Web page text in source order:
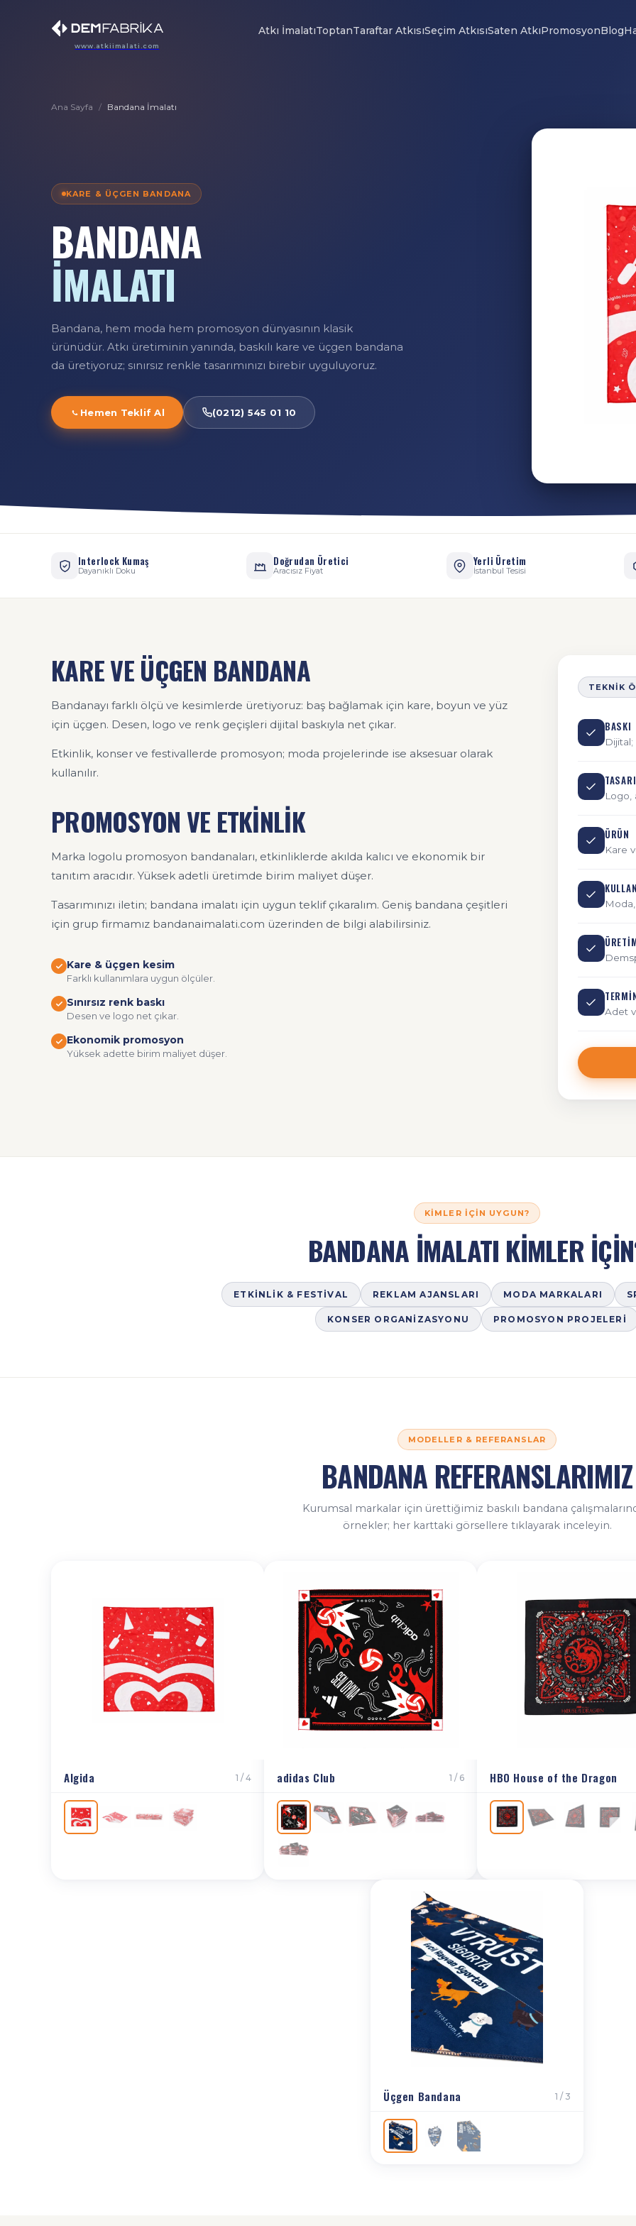
www.atkiimalati.com
Atkı İmalatıToptanTaraftar AtkısıSeçim AtkısıSaten AtkıPromosyonBlog
Ana Sayfa / Bandana İmalatı
KARE & ÜÇGEN BANDANA
BANDANA
İMALATI
Bandana, hem moda hem promosyon dünyasının klasik
ürünüdür. Atkı üretiminin yanında, baskılı kare ve üçgen bandana
da üretiyoruz; sınırsız renkle tasarımınızı birebir uyguluyoruz.
Hemen Teklif Al (0212) 545 01 10
Interlock Kumaş
Dayanıklı Doku
Doğrudan Üretici
Aracısız Fiyat
Yerli Üretim
İstanbul Tesisi
KARE VE ÜÇGEN BANDANA
Bandanayı farklı ölçü ve kesimlerde üretiyoruz: baş bağlamak için kare, boyun ve yüz
için üçgen. Desen, logo ve renk geçişleri dijital baskıyla net çıkar.
Etkinlik, konser ve festivallerde promosyon; moda projelerinde ise aksesuar olarak
kullanılır.
PROMOSYON VE ETKİNLİK
Marka logolu promosyon bandanaları, etkinliklerde akılda kalıcı ve ekonomik bir
tanıtım aracıdır. Yüksek adetli üretimde birim maliyet düşer.
Tasarımınızı iletin; bandana imalatı için uygun teklif çıkaralım. Geniş bandana çeşitleri
için grup firmamız bandanaimalati.com üzerinden de bilgi alabilirsiniz.
Kare & üçgen kesim
Farklı kullanımlara uygun ölçüler.
Sınırsız renk baskı
Desen ve logo net çıkar.
Ekonomik promosyon
Yüksek adette birim maliyet düşer.
TEKNIK
BASKI
Dijital;
Logo,
ÜRÜN
Kare
Adet
KIMLER İÇIN UYGUN?
BANDANA İMALATI KİMLER
ETKINLIK & FESTIVAL REKLAM AJANSLARI MODA MARKALARI
KONSER ORGANIZASYONU PROMOSYON PROJELERI
MODELLER & REFERANSLAR
BANDANA REFERANSLARIMIZ
Kurumsal markalar için ürettiğimiz baskılı bandana
örnekler; her karttaki görsellere tıklayarak inceleyin.
Algida 1 / 4 adidas Club 1 / 6 HBO House of the Dragon
Üçgen Bandana 1 / 3